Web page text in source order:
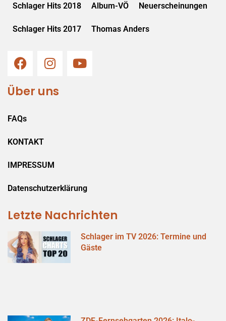
Schlager Hits 2018 Album-VÖ Neuerscheinungen
Schlager Hits 2017 Thomas Anders
Über uns
FAQs
KONTAKT
IMPRESSUM
Datenschutzerklärung
Letzte Nachrichten
Schlager im TV 2026: Termine und
Gäste